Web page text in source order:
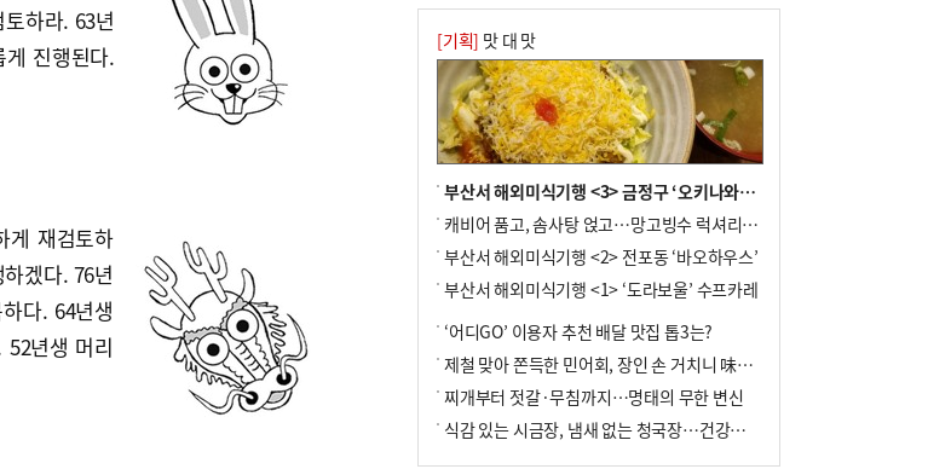
하라. 63년
진행된다.
게 재검토하
겠다. 76년
다. 64년생
년생 머리
10 서울 중랑구서 흉기 난동…60대 남성 2명
사망
[기획] 맛 대 맛
부산서 해외미식기행 <3> 금정구 ‘오키나와키친’
캐비어 품고, 솜사탕 얹고…망고빙수 럭셔리한 진화
부산서 해외미식기행 <2> 전포동 ‘바오하우스’
부산서 해외미식기행 <1> ‘도라보울’ 수프카레
‘어디GO’ 이용자 추천 배달 맛집 톱3는?
제철 맞아 쫀득한 민어회, 장인 손 거치니 味친 한상
찌개부터 젓갈·무침까지…명태의 무한 변신
식감 있는 시금장, 냄새 없는 청국장…건강한 발효 밥상